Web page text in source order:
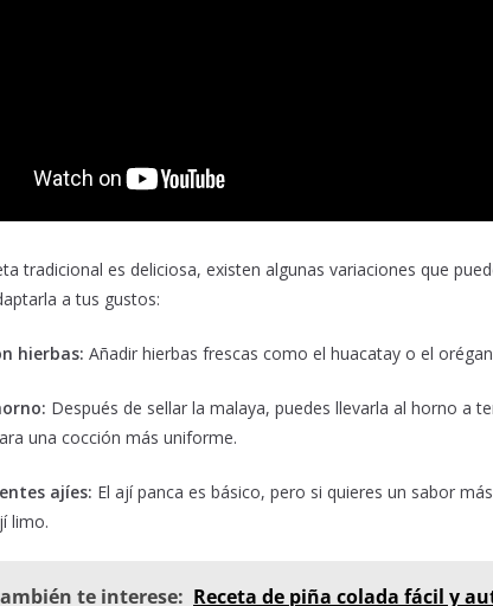
tradicional es deliciosa, existen algunas variaciones que
a tus gustos:
hierbas: Añadir hierbas frescas como el huacatay o el
Después de sellar la malaya, puedes llevarla al horno a
una cocción más uniforme.
ajíes: El ají panca es básico, pero si quieres un sabor
limo.
te interese: Receta de piña colada fácil y